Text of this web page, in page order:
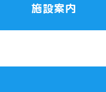
施設案内